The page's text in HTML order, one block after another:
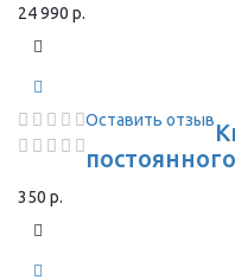
24 990 р.
Оставить отзыв
350 р.